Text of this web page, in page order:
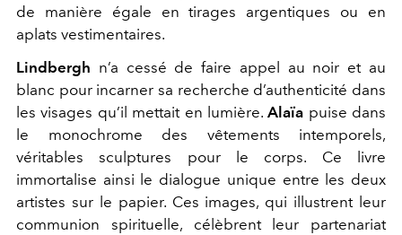
de manière égale en tirages argentiques ou en
aplats vestimentaires.
Lindbergh n’a cessé de faire appel au noir et au
blanc pour incarner sa recherche d’authenticité dans
les visages qu’il mettait en lumière.Alaïa puise dans
le monochrome des vêtements intemporels,
véritables sculptures pour le corps. Ce livre
immortalise ainsi le dialogue unique entre les deux
artistes sur le papier. Ces images, qui illustrent leur
communion spirituelle, célèbrent leur partenariat